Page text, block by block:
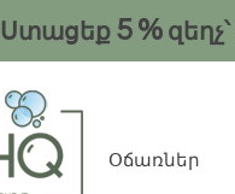
Ստացեք 5% զեղչ՝
Օճառներ